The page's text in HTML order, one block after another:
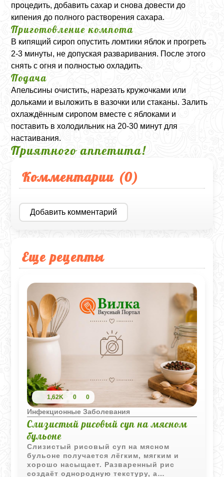
процедить, добавить сахар и снова довести до
кипения до полного растворения сахара.
Приготовление компота
В кипящий сироп опустить ломтики яблок и прогреть
2-3 минуты, не допуская разваривания. После этого
снять с огня и полностью охладить.
Подача
Апельсины очистить, нарезать кружочками или
дольками и выложить в вазочки или стаканы. Залить
охлаждённым сиропом вместе с яблоками и
поставить в холодильник на 20-30 минут для
настаивания.
Приятного аппетита!
Комментарии (0)
Добавить комментарий
Еще рецепты
1,62K 0 0
Инфекционные Заболевания
Слизистый рисовый суп на мясном
бульоне
Слизистый рисовый суп на мясном
бульоне получается лёгким, мягким и
хорошо насыщает. Разваренный рис
создаёт однородную текстуру, а